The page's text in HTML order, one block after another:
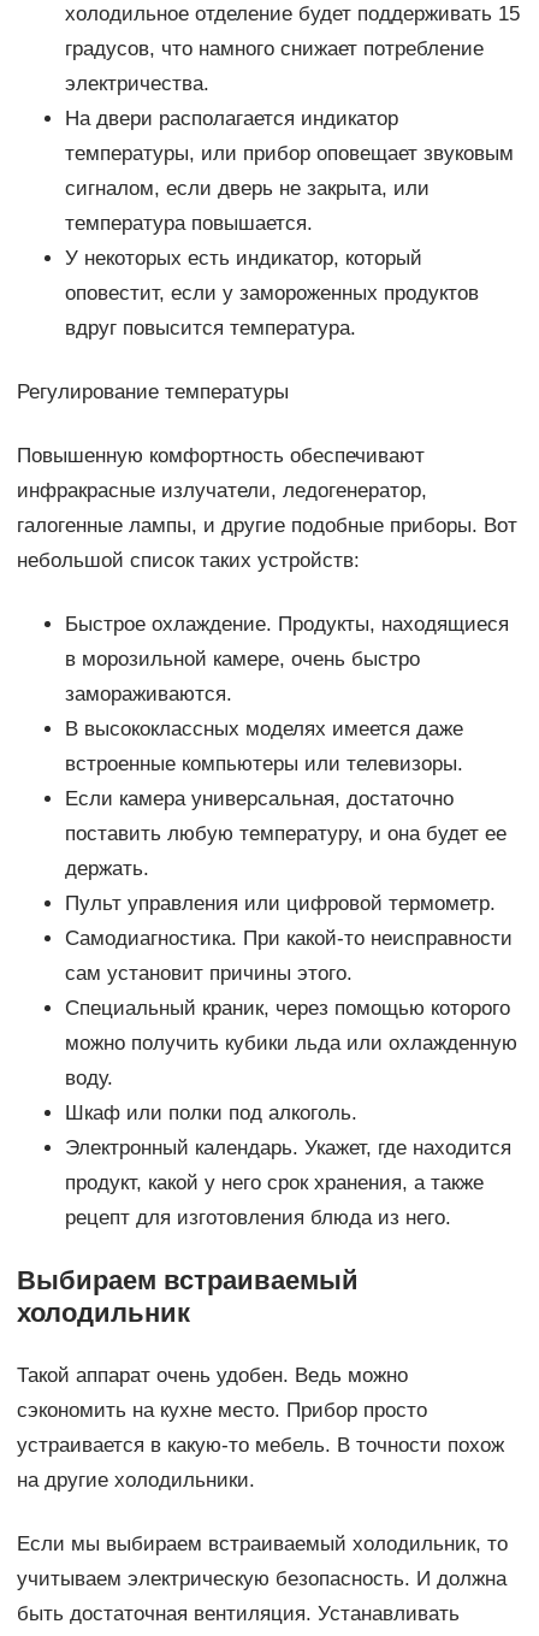
холодильное отделение будет поддерживать 15
градусов, что намного снижает потребление
электричества.
На двери располагается индикатор
температуры, или прибор оповещает звуковым
сигналом, если дверь не закрыта, или
температура повышается.
У некоторых есть индикатор, который
оповестит, если у замороженных продуктов
вдруг повысится температура.
Регулирование температуры
Повышенную комфортность обеспечивают
инфракрасные излучатели, ледогенератор,
галогенные лампы, и другие подобные приборы. Вот
небольшой список таких устройств:
Быстрое охлаждение. Продукты, находящиеся
в морозильной камере, очень быстро
замораживаются.
В высококлассных моделях имеется даже
встроенные компьютеры или телевизоры.
Если камера универсальная, достаточно
поставить любую температуру, и она будет ее
держать.
Пульт управления или цифровой термометр.
Самодиагностика. При какой-то неисправности
сам установит причины этого.
Специальный краник, через помощью которого
можно получить кубики льда или охлажденную
воду.
Шкаф или полки под алкоголь.
Электронный календарь. Укажет, где находится
продукт, какой у него срок хранения, а также
рецепт для изготовления блюда из него.
Выбираем встраиваемый
холодильник
Такой аппарат очень удобен. Ведь можно
сэкономить на кухне место. Прибор просто
устраивается в какую-то мебель. В точности похож
на другие холодильники.
Если мы выбираем встраиваемый холодильник, то
учитываем электрическую безопасность. И должна
быть достаточная вентиляция. Устанавливать